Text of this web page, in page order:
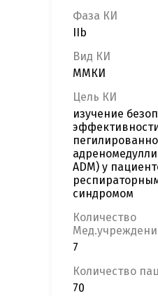
Фаза КИ
IIb
Вид КИ
ММКИ
Цель КИ
изучение
ADM) у
синдромом
Количество
7
Количество
70